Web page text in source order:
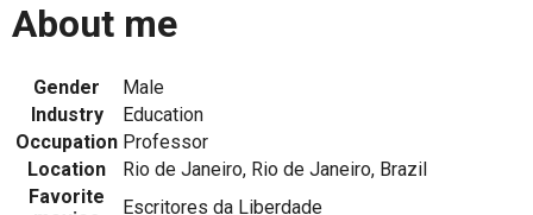
About me
Gender
Male
Industry
Education
Occupation Professor
Location
Rio de Janeiro, Rio de Janeiro, Brazil
Favorite
Escritores da Liberdade